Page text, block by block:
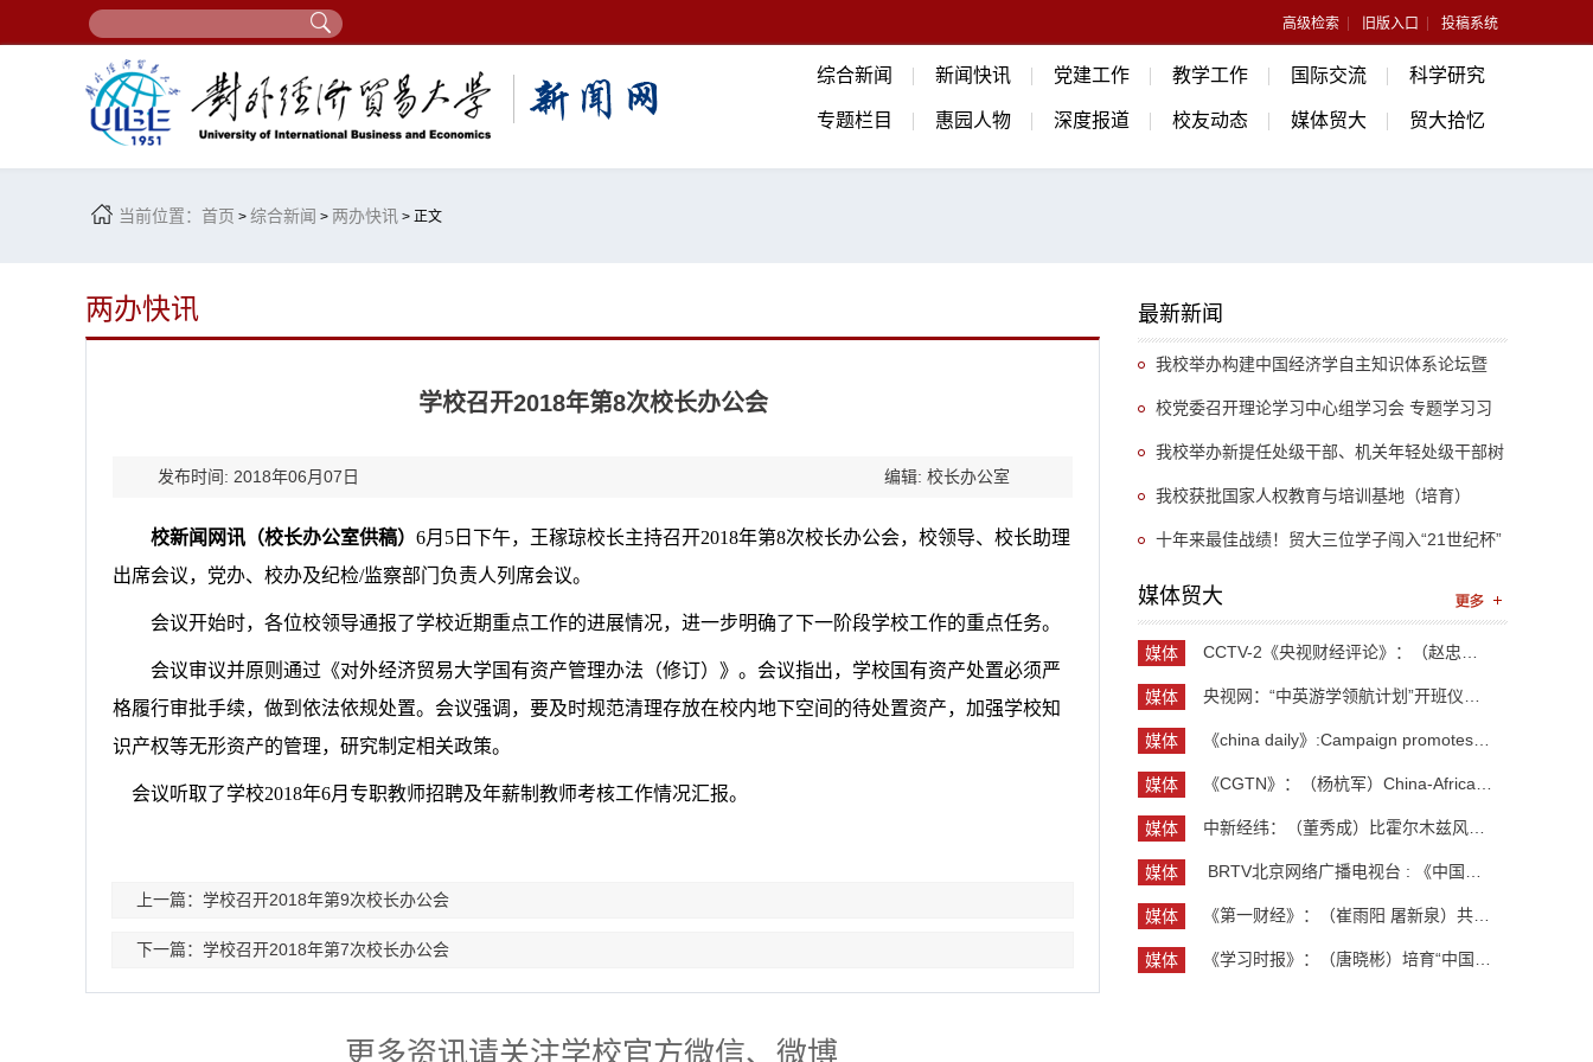
高级检索 旧版入口 投稿系统
综合新闻 新闻快讯 党建工作 教学工作 国际交流 科学研究
专题栏目 惠园人物 深度报道 校友动态 媒体贸大 贸大拾忆
当前位置： 首页 > 综合新闻 > 两办快讯 > 正文
两办快讯
学校召开2018年第8次校长办公会
发布时间: 2018年06月07日 编辑: 校长办公室
校新闻网讯（校长办公室供稿） 6月5日下午，王稼琼校长主持召开2018年第8次校长办公会，校领导、校长助理
出席会议，党办、校办及纪检/监察部门负责人列席会议。
会议开始时，各位校领导通报了学校近期重点工作的进展情况，进一步明确了下一阶段学校工作的重点任务。
会议审议并原则通过《对外经济贸易大学国有资产管理办法（修订）》。会议指出，学校国有资产处置必须严
格履行审批手续，做到依法依规处置。会议强调，要及时规范清理存放在校内地下空间的待处置资产，加强学校知
识产权等无形资产的管理，研究制定相关政策。
会议听取了学校2018年6月专职教师招聘及年薪制教师考核工作情况汇报。
上一篇：学校召开2018年第9次校长办公会
下一篇：学校召开2018年第7次校长办公会
更多资讯请关注学校官方微信、微博
最新新闻
我校举办构建中国经济学自主知识体系论坛暨
《中国开放型经济学》教学研讨会
校党委召开理论学习中心组学习会 专题学习习
近平总书记关于推动哲学社会科学高质量发展的重
要指示精神
我校举办新提任处级干部、机关年轻处级干部树
立和践行正确政绩观专题培训班
我校获批国家人权教育与培训基地（培育）
十年来最佳战绩！贸大三位学子闯入“21世纪杯”
英语演讲比赛国赛
媒体贸大
媒体
媒体
媒体
媒体
媒体
媒体
媒体
媒体